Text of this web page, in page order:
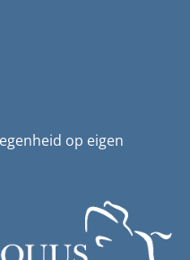
op eigen